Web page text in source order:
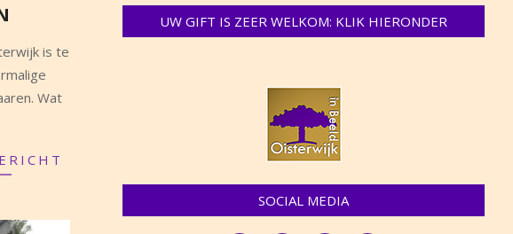
is te
Wat
UW GIFT IS ZEER WELKOM: KLIK HIERONDER
SOCIAL MEDIA